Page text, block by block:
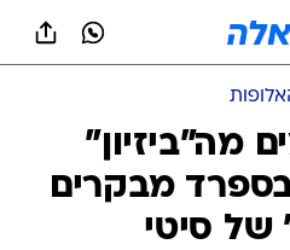
מה"ביזיון"
מבקרים
של סיטי